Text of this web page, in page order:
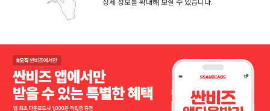
상세 정보를 확대해 보실 수 있습니다.